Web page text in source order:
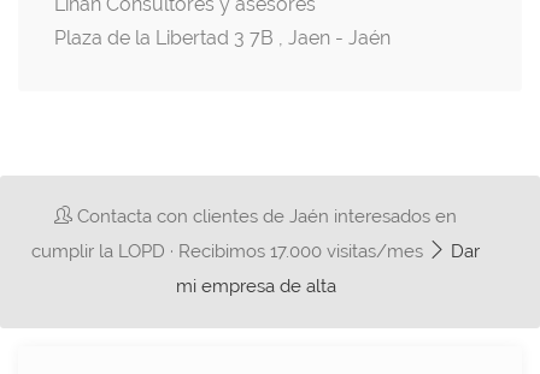
Plaza de la Libertad 3 7B , Jaen - Jaén
Contacta con clientes de Jaén interesados en
cumplir la LOPD · Recibimos 17.000 visitas/mes
Dar
mi empresa de alta